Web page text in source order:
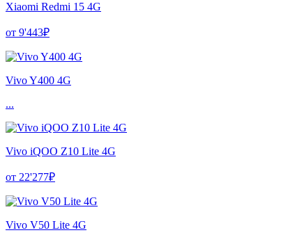
Xiaomi Redmi 15 4G
от 9'443₽
Vivo Y400 4G
...
Vivo iQOO Z10 Lite 4G
от 22'277₽
Vivo V50 Lite 4G